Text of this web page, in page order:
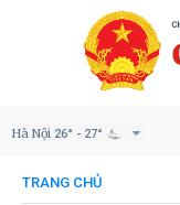
Hà Nội 26° - 27°
TRANG CHỦ